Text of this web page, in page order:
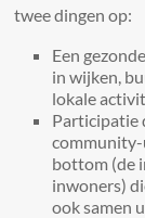
twee dingen op:
Een
in wijken,
lokale
Participatie
community-
bottom (de
inwoners)
ook samen